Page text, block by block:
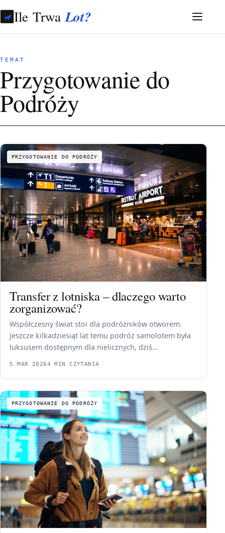
Ile TrwaLot?
TEMAT
Przygotowanie do
Podróży
PRZYGOTOWANIE DO PODRÓŻY
Transfer z lotniska – dlaczego warto
zorganizować?
Współczesny świat stoi dla podróżników otworem.
Jeszcze kilkadziesiąt lat temu podróż samolotem była
luksusem dostępnym dla nielicznych, dziś…
5 MAR 20264 MIN CZYTANIA
PRZYGOTOWANIE DO PODRÓŻY